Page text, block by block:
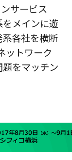
サービス
メインに遊
各社を横断
ットワーク
をマッチン